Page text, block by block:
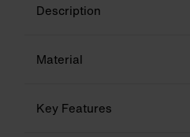
Description
Material
Key Features